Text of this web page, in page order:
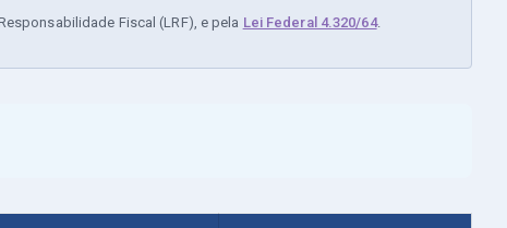
Fiscal (LRF), e pela Lei Federal 4.320/64.